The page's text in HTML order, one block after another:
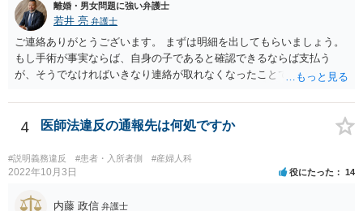
離婚・男女問題に強い弁護士
若井 亮 弁護士
ご連絡ありがとうございます。 まずは明細を出してもらいましょう。
もし手術が事実ならば、自身の子であると確認できるならば支払う
が、そうでなければいきなり連絡が取れなくなったことで不信感もあ
してはいかがでしょうか。 代理人となる場合ですが、事務所ごとにま
ちまちです。 弊所の場合、交渉をお受けするとなると20万円くらいが
4 医師法違反の通報先は何処ですか
#説明義務違反 #患者・入所者側 #産婦人科
2022年10月3日 役にたった 14
内藤 政信 弁護士